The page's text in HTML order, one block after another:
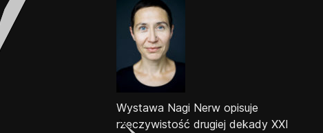
Wystawa Nagi Nerw opisuje
rzeczywistość drugiej dekady XXI